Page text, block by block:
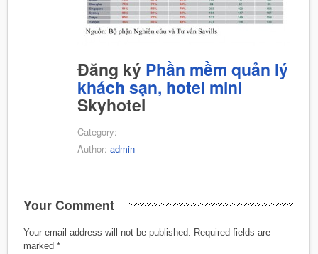
Đăng ký Phần mềm quản lý
khách sạn, hotel mini
Skyhotel
Category:
Author: admin
Your Comment
Your email address will not be published.
Required fields are
marked *